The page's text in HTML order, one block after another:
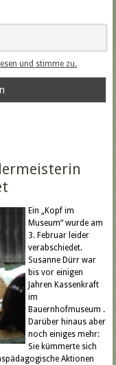
und stimme zu.
Ein „Kopf im
Museum“ wurde am
3. Februar leider
verabschiedet.
Susanne Dürr war
bis vor einigen
Jahren Kassenkraft
im
Bauernhofmuseum .
Darüber hinaus aber
noch einiges mehr:
Sie kümmerte sich
Aktionen